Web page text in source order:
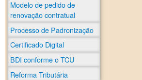
Modelo de pedido de
renovação contratual
Processo de Padronização
Certificado Digital
BDI conforme o TCU
Reforma Tributária